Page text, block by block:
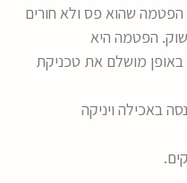
שהוא פס ולא חורים
הפטמה היא
מושלם את טכניקת
באכילה ויניקה